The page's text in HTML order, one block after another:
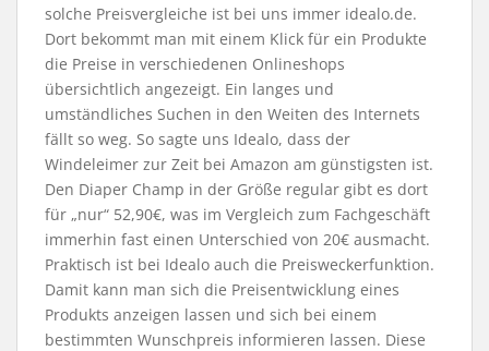
solche Preisvergleiche ist bei uns immer idealo.de.
Dort bekommt man mit einem Klick für ein Produkte
die Preise in verschiedenen Onlineshops
übersichtlich angezeigt. Ein langes und
umständliches Suchen in den Weiten des Internets
fällt so weg. So sagte uns Idealo, dass der
Windeleimer zur Zeit bei Amazon am günstigsten ist.
Den Diaper Champ in der Größe regular gibt es dort
für „nur“ 52,90€, was im Vergleich zum Fachgeschäft
immerhin fast einen Unterschied von 20€ ausmacht.
Praktisch ist bei Idealo auch die Preisweckerfunktion.
Damit kann man sich die Preisentwicklung eines
Produkts anzeigen lassen und sich bei einem
bestimmten Wunschpreis informieren lassen. Diese